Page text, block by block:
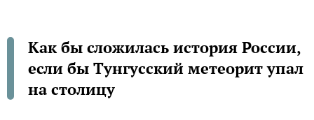
Как бы сложилась история России,
если бы Тунгусский метеорит упал
на столицу